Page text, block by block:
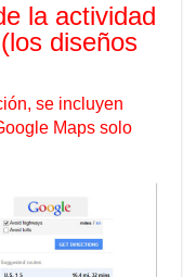
la actividad
diseños
se incluyen
Maps solo